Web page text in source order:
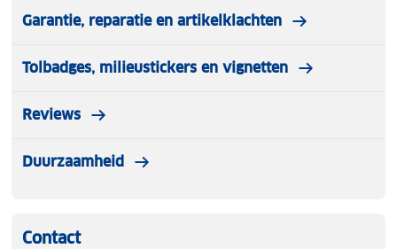
Garantie, reparatie en artikelklachten
Tolbadges, milieustickers en vignetten
Reviews
Duurzaamheid
Contact